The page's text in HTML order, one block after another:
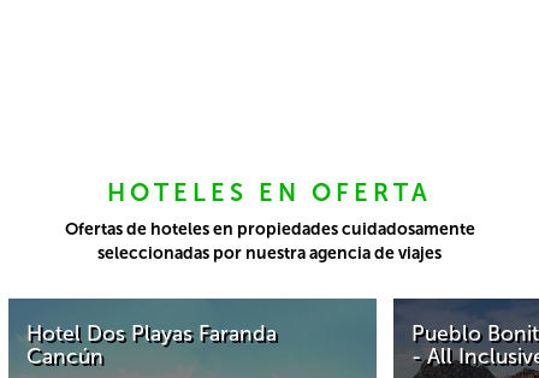
HOTELES EN OFERTA
Ofertas de hoteles en propiedades cuidadosamente
seleccionadas por nuestra agencia de viajes
Hotel Dos Playas Faranda
Cancún
Pueblo
- All